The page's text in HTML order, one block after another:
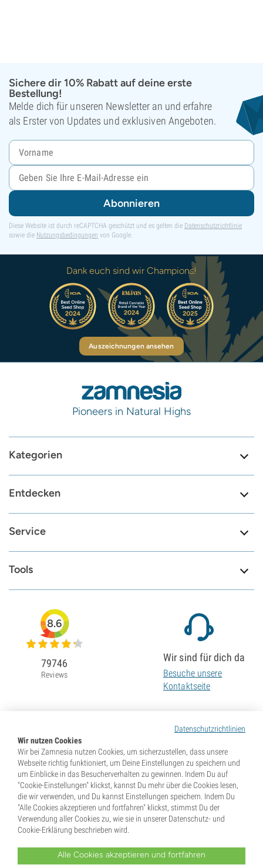
Sichere dir 10% Rabatt auf deine erste
Bestellung!
Melde dich für unseren Newsletter an und erfahre
als Erster von Updates und exklusiven Angeboten.
Abonnieren
Diese Website ist durch reCAPTCHA geschützt und es gelten die Datenschutzrichtlinie
sowie die Nutzungsbedingungen von Google.
Dank euch sind wir Champions!
Auszeichnungen ansehen
Pioneers in Natural Highs
Kategorien
Entdecken
Service
Tools
Datenschutzrichtlinien
Wir nutzen Cookies
Wir bei Zamnesia nutzen Cookies, um sicherzustellen, dass unsere
Webseite richtig funktioniert, um Deine Einstellungen zu speichern und
um Einblicke in das Besucherverhalten zu gewinnen. Indem Du auf
"Cookie-Einstellungen" klickst, kannst Du mehr über die Cookies lesen,
die wir verwenden, und Du kannst Einstellungen speichern. Indem Du
"Alle Cookies akzeptieren und fortfahren" klickst, stimmst Du der
Verwendung aller Cookies zu, wie sie in unserer Datenschutz- und
Cookie-Erklärung beschrieben wird.
Alle Cookies akzeptieren und fortfahren
8.6
79746
Reviews
Wir sind für dich da
Besuche unsere
Kontaktseite
* Samen werden als Souvenirs verkauft. In vielen Ländern ist die Keimung von Samen illegal. Informiere